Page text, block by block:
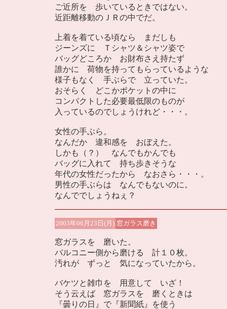
ご近所を 歩いているときではない。
近距離移動のＪＲの中でだ。
上着を着ている頃なら まだしも
ジーンズに Ｔシャツ＆シャツ姿で
バッグどころか お財布さえ持たず
誰かに 荷物を持ってもらっているような
様子もなく 手ぶらで 立っていた。
おそらく どこかポケットの中に
コンパクトした必要最低限のものが
入っているのでしょうけれど・・・。
女性の手ぶら。
なんだか 違和感を おぼえた。
しかも（？） なんでもかんでも
バッグに入れて 持ち歩きそうな
年代の女性だったから なおさら・・・。
男性の手ぶらは なんでもないのに。
なんででしょうねぇ？
2003年06月23日(月) 窓ガラス磨き
窓ガラスを 磨いた。
バルコニー側から磨ける 計１０枚。
汚れが ずっと 気になっていたから。
バケツと雑巾を 用意して いざ！
そう云えば 窓ガラスを 磨くときは
『曇りの日』で『新聞紙』を使う